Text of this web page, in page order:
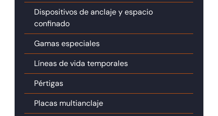
Dispositivos de anclaje y espacio
confinado
Gamas especiales
Líneas de vida temporales
Pértigas
Placas multianclaje